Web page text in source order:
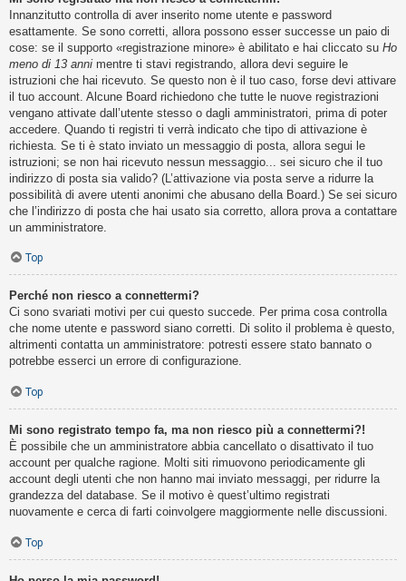
Innanzitutto controlla di aver inserito nome utente e password
esattamente. Se sono corretti, allora possono esser successe un paio di
cose: se il supporto «registrazione minore» è abilitato e hai cliccato su Ho
meno di 13 anni mentre ti stavi registrando, allora devi seguire le
istruzioni che hai ricevuto. Se questo non è il tuo caso, forse devi attivare
il tuo account. Alcune Board richiedono che tutte le nuove registrazioni
vengano attivate dall’utente stesso o dagli amministratori, prima di poter
accedere. Quando ti registri ti verrà indicato che tipo di attivazione è
richiesta. Se ti è stato inviato un messaggio di posta, allora segui le
istruzioni; se non hai ricevuto nessun messaggio... sei sicuro che il tuo
indirizzo di posta sia valido? (L’attivazione via posta serve a ridurre la
possibilità di avere utenti anonimi che abusano della Board.) Se sei sicuro
che l’indirizzo di posta che hai usato sia corretto, allora prova a contattare
un amministratore.
Top
Perché non riesco a connettermi?
Ci sono svariati motivi per cui questo succede. Per prima cosa controlla
che nome utente e password siano corretti. Di solito il problema è questo,
altrimenti contatta un amministratore: potresti essere stato bannato o
potrebbe esserci un errore di configurazione.
Top
Mi sono registrato tempo fa, ma non riesco più a connettermi?!
È possibile che un amministratore abbia cancellato o disattivato il tuo
account per qualche ragione. Molti siti rimuovono periodicamente gli
account degli utenti che non hanno mai inviato messaggi, per ridurre la
grandezza del database. Se il motivo è quest’ultimo registrati
nuovamente e cerca di farti coinvolgere maggiormente nelle discussioni.
Top